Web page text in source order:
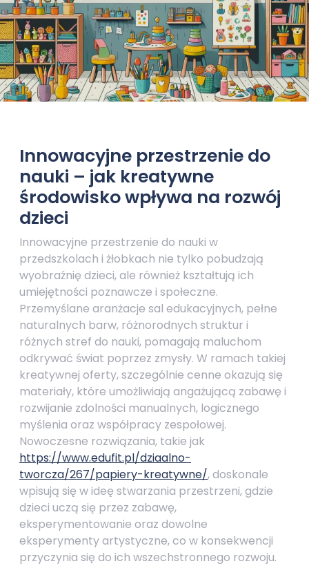
Innowacyjne przestrzenie do
nauki – jak kreatywne
środowisko wpływa na rozwój
dzieci
Innowacyjne przestrzenie do nauki w
przedszkolach i żłobkach nie tylko pobudzają
wyobraźnię dzieci, ale również kształtują ich
umiejętności poznawcze i społeczne.
Przemyślane aranżacje sal edukacyjnych, pełne
naturalnych barw, różnorodnych struktur i
różnych stref do nauki, pomagają maluchom
odkrywać świat poprzez zmysły. W ramach takiej
kreatywnej oferty, szczególnie cenne okazują się
materiały, które umożliwiają angażującą zabawę i
rozwijanie zdolności manualnych, logicznego
myślenia oraz współpracy zespołowej.
Nowoczesne rozwiązania, takie jak
https://www.edufit.pl/dziaalno-
tworcza/267/papiery-kreatywne/, doskonale
wpisują się w ideę stwarzania przestrzeni, gdzie
dzieci uczą się przez zabawę,
eksperymentowanie oraz dowolne
eksperymenty artystyczne, co w konsekwencji
przyczynia się do ich wszechstronnego rozwoju.